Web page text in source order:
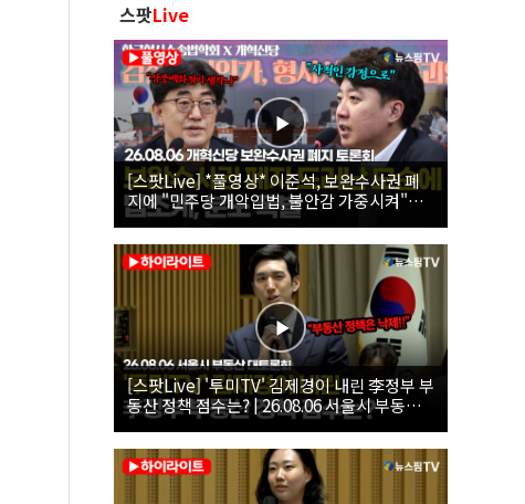
스팟Live
[스팟Live] *풀영상* 이준석, 보완수사권 폐
지에 "민주당 개악입법, 불안감 가중시켜"｜
26.08.06 개혁신당 보완수사권 폐지 토론회
[스팟Live] '투미TV' 김제경이 내린 李정부 부
동산 정책 점수는? | 26.08.06 서울시 부동산
대토론회